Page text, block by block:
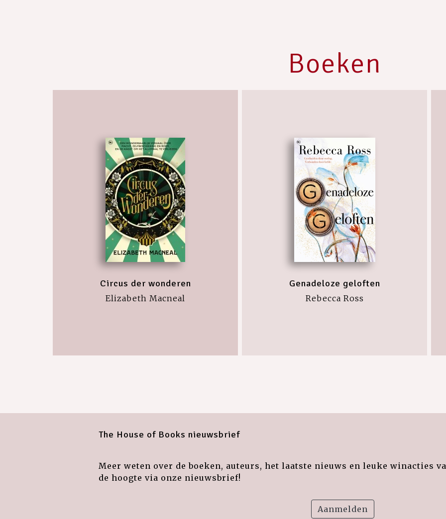
Boeken
Circus der wonderen
Elizabeth Macneal
Genadeloze geloften
Rebecca Ross
The House of Books nieuwsbrief
Meer weten over de boeken, auteurs, het laatste nieuws en leuke winacties
de hoogte via onze nieuwsbrief!
Aanmelden